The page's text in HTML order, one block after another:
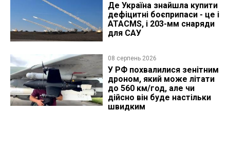
Де Україна знайшла купити
дефіцитні боєприпаси - це і
ATACMS, і 203-мм снаряди
для САУ
08 серпень 2026
У РФ похвалилися зенітним
дроном, який може літати
до 560 км/год, але чи
дійсно він буде настільки
швидким